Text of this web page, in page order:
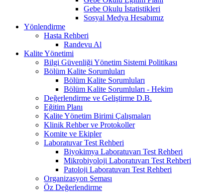
Gebe Okulu İstatistikleri
Sosyal Medya Hesabımız
Yönlendirme
Hasta Rehberi
Randevu Al
Kalite Yönetimi
Bilgi Güvenliği Yönetim Sistemi Politikası
Bölüm Kalite Sorumluları
Bölüm Kalite Sorumluları
Bölüm Kalite Sorumluları - Hekim
Değerlendirme ve Geliştirme D.B.
Eğitim Planı
Kalite Yönetim Birimi Çalışmaları
Klinik Rehber ve Protokoller
Komite ve Ekipler
Laboratuvar Test Rehberi
Biyokimya Laboratuvarı Test Rehberi
Mikrobiyoloji Laboratuvarı Test Rehberi
Patoloji Laboratuvarı Test Rehberi
Organizasyon Şeması
Öz Değerlendirme